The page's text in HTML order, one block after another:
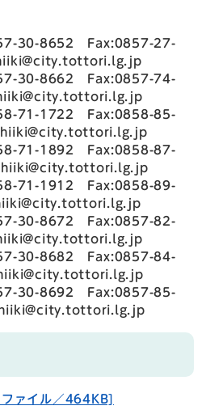
30-8652 Fax:0857-27-
30-8662 Fax:0857-74-
71-1722 Fax:0858-85-
71-1892 Fax:0858-87-
71-1912 Fax:0858-89-
30-8672 Fax:0857-82-
30-8682 Fax:0857-84-
30-8692 Fax:0857-85-
ァイル／464KB]